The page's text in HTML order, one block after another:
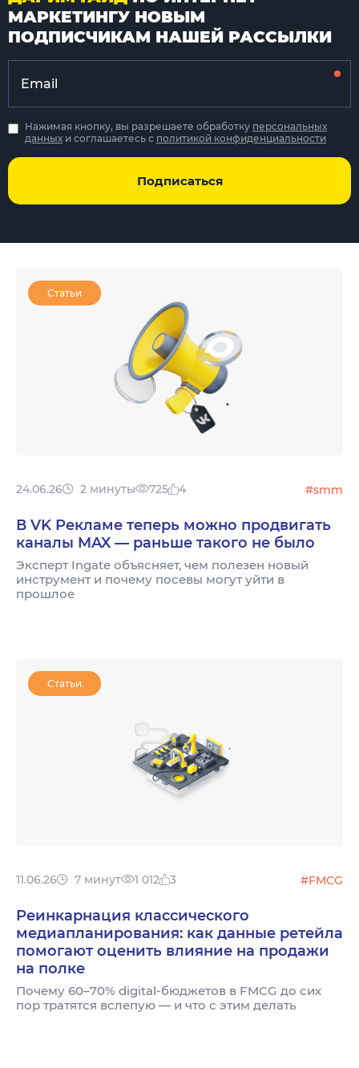
МАРКЕТИНГУ НОВЫМ
ПОДПИСЧИКАМ НАШЕЙ РАССЫЛКИ
Подписаться
Нажимая кнопку, вы разрешаете обработку персональных
данных и соглашаетесь с политикой конфиденциальности
Статьи
24.06.26 2 минуты 725 4 #smm
В VK Рекламе теперь можно продвигать
каналы MAX — раньше такого не было
Эксперт Ingate объясняет, чем полезен новый
инструмент и почему посевы могут уйти в
прошлое
Статьи
11.06.26 7 минут 1 012 3 #FMCG
Реинкарнация классического
медиапланирования: как данные ретейла
помогают оценить влияние на продажи
на полке
Почему 60–70% digital-бюджетов в FMCG до сих
пор тратятся вслепую — и что с этим делать